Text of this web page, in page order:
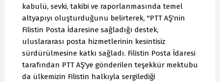
kabulü, sevki, takibi ve raporlanmasında temel
altyapıyı oluşturduğunu belirterek, "PTT AŞ'nin
Filistin Posta İdaresine sağladığı destek,
uluslararası posta hizmetlerinin kesintisiz
sürdürülmesine katkı sağladı. Filistin Posta İdaresi
tarafından PTT AŞ'ye gönderilen teşekkür mektubu
da ülkemizin Filistin halkıyla sergilediği